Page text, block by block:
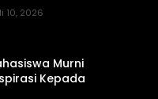
10, 2026
Murni
Kepada